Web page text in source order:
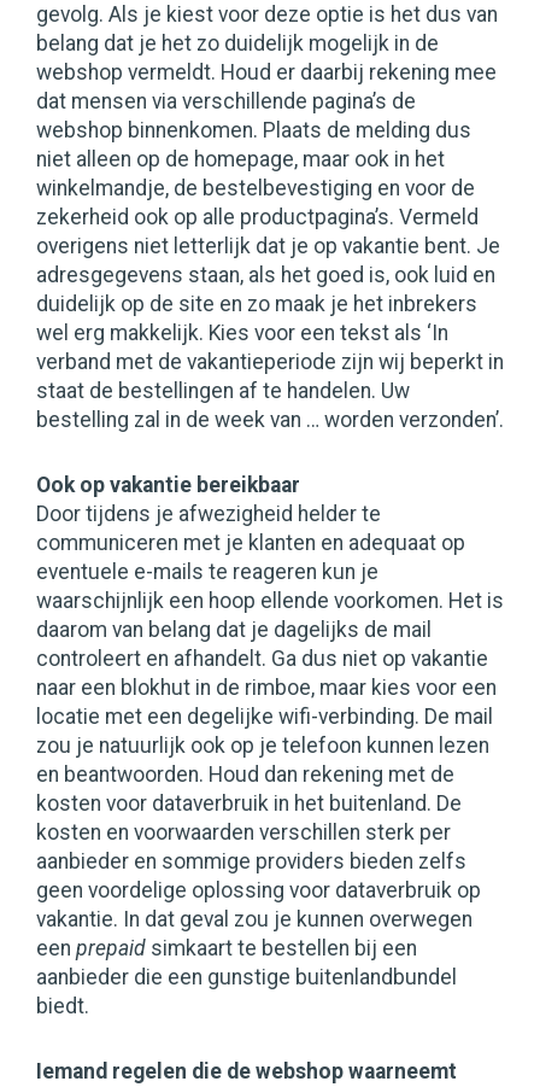
gevolg. Als je kiest voor deze optie is het dus van
belang dat je het zo duidelijk mogelijk in de
webshop vermeldt. Houd er daarbij rekening mee
dat mensen via verschillende pagina’s de
webshop binnenkomen. Plaats de melding dus
niet alleen op de homepage, maar ook in het
winkelmandje, de bestelbevestiging en voor de
zekerheid ook op alle productpagina’s. Vermeld
overigens niet letterlijk dat je op vakantie bent. Je
adresgegevens staan, als het goed is, ook luid en
duidelijk op de site en zo maak je het inbrekers
wel erg makkelijk. Kies voor een tekst als ‘In
verband met de vakantieperiode zijn wij beperkt in
staat de bestellingen af te handelen. Uw
bestelling zal in de week van … worden verzonden’.
Ook op vakantie bereikbaar
Door tijdens je afwezigheid helder te
communiceren met je klanten en adequaat op
eventuele e-mails te reageren kun je
waarschijnlijk een hoop ellende voorkomen. Het is
daarom van belang dat je dagelijks de mail
controleert en afhandelt. Ga dus niet op vakantie
naar een blokhut in de rimboe, maar kies voor een
locatie met een degelijke wifi-verbinding. De mail
zou je natuurlijk ook op je telefoon kunnen lezen
en beantwoorden. Houd dan rekening met de
kosten voor dataverbruik in het buitenland. De
kosten en voorwaarden verschillen sterk per
aanbieder en sommige providers bieden zelfs
geen voordelige oplossing voor dataverbruik op
vakantie. In dat geval zou je kunnen overwegen
een prepaid simkaart te bestellen bij een
aanbieder die een gunstige buitenlandbundel
biedt.
Iemand regelen die de webshop waarneemt